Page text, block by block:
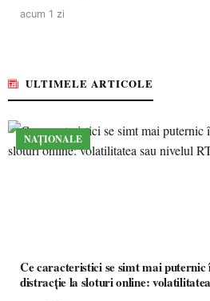
acum 1 zi
ULTIMELE ARTICOLE
NAȚIONALE
Ce caracteristici se simt mai puternic
distracție la sloturi online: